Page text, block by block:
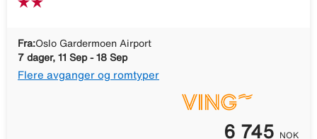
Fra:Oslo Gardermoen Airport
7 dager, 11 Sep - 18 Sep
Flere avganger og romtyper
6 745 NOK